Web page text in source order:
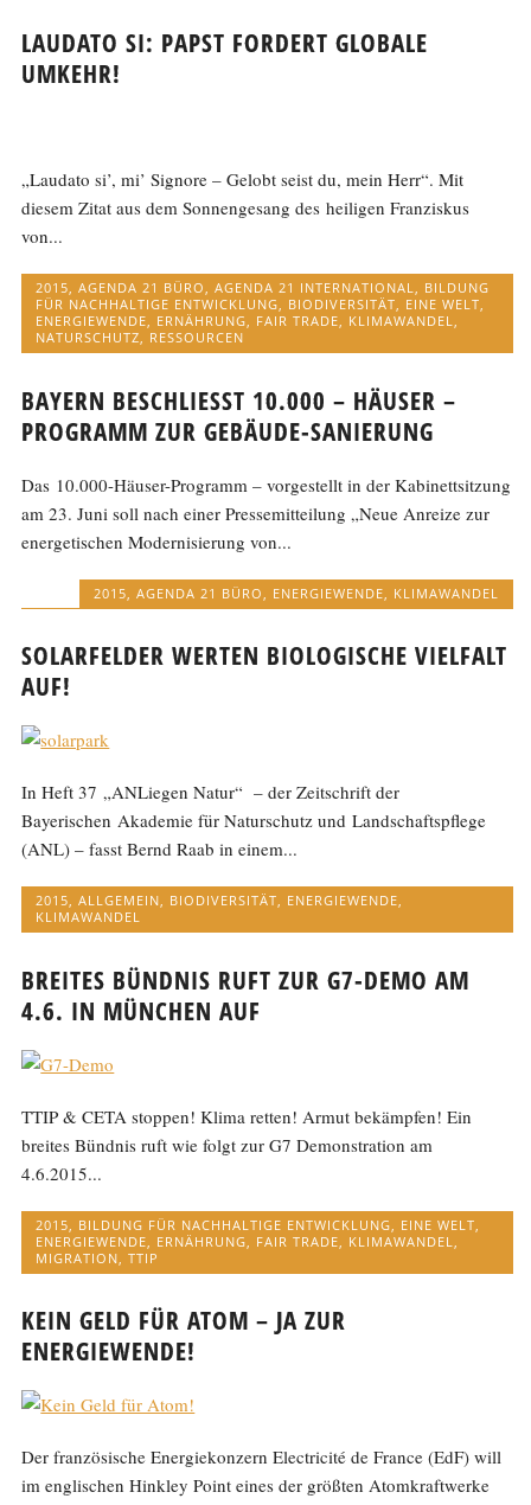
LAUDATO SI: PAPST FORDERT GLOBALE
UMKEHR!
„Laudato si’, mi’ Signore – Gelobt seist du, mein Herr“. Mit
diesem Zitat aus dem Sonnengesang des heiligen Franziskus
von...
2015,AGENDA 21 BÜRO,AGENDA 21 INTERNATIONAL, BILDUNG
FÜR NACHHALTIGE ENTWICKLUNG, BIODIVERSITÄT, EINE WELT,
ENERGIEWENDE, ERNÄHRUNG, FAIR TRADE, KLIMAWANDEL,
NATURSCHUTZ, RESSOURCEN
BAYERN BESCHLIESST 10.000 – HÄUSER –
PROGRAMM ZUR GEBÄUDE-SANIERUNG
Das 10.000-Häuser-Programm – vorgestellt in der Kabinettsitzung
am 23. Juni soll nach einer Pressemitteilung „Neue Anreize zur
energetischen Modernisierung von...
2015 AGENDA 21 BÜRO ENERGIEWENDE KLIMAWANDEL
SOLARFELDER WERTEN BIOLOGISCHE VIELFALT
AUF!
In Heft 37 „ANLiegen Natur“ – der Zeitschrift der
Bayerischen Akademie für Naturschutz und Landschaftspflege
(ANL) – fasst Bernd Raab in einem...
2015,ALLGEMEIN, BIODIVERSITÄT, ENERGIEWENDE,
KLIMAWANDEL
BREITES BÜNDNIS RUFT ZUR G7-DEMO AM
4.6. IN MÜNCHEN AUF
TTIP & CETA stoppen! Klima retten! Armut bekämpfen! Ein
breites Bündnis ruft wie folgt zur G7 Demonstration am
4.6.2015...
2015 BILDUNG FÜR NACHHALTIGE ENTWICKLUNG EINE WELT
ENERGIEWENDE
ERNÄHRUNG FAIR TRADE KLIMAWANDEL
MIGRATION ,TTIP
KEIN GELD FÜR ATOM – JA ZUR
ENERGIEWENDE!
Der französische Energiekonzern Electricité de France (EdF) will
im englischen Hinkley Point eines der größten Atomkraftwerke